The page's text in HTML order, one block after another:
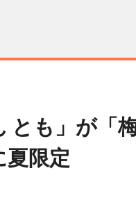
とも」が「
夏限定